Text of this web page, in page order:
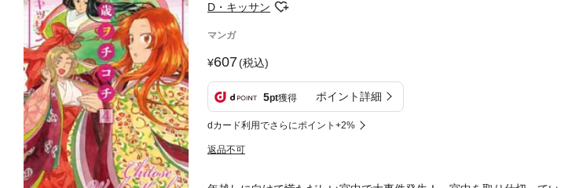
D・キッサン
マンガ
607(税込)
5pt獲得 ポイント詳細
dカード利用でさらにポイント+2%
返品不可